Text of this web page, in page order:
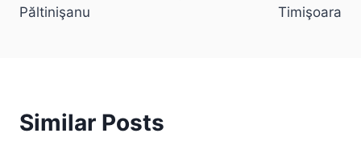
Păltinişanu
Timişoara
Similar Posts